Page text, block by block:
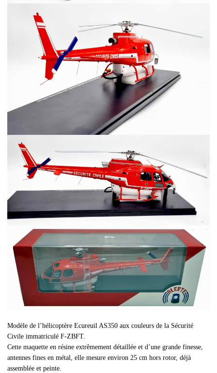
Modèle de l’hélicoptère Ecureuil AS350 aux couleurs de la Sécurité
Civile immatriculé F-ZBFT.
Cette maquette en résine extrêmement détaillée et d’une grande finesse,
antennes fines en métal, elle mesure environ 25 cm hors rotor, déjà
assemblée et peinte.